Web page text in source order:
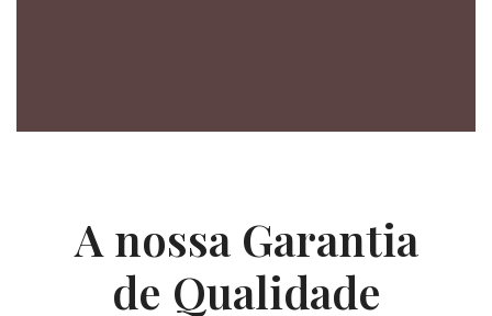
A nossa Garantia
de Qualidade